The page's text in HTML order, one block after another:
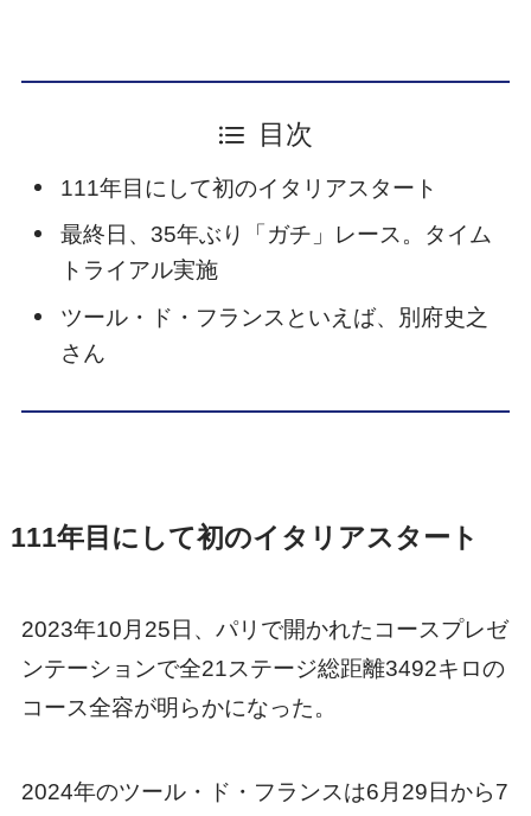
目次
111年目にして初のイタリアスタート
最終日、35年ぶり「ガチ」レース。タイム
トライアル実施
ツール・ド・フランスといえば、別府史之
さん
111年目にして初のイタリアスタート
2023年10月25日、パリで開かれたコースプレゼ
ンテーションで全21ステージ総距離3492キロの
コース全容が明らかになった。
2024年のツール・ド・フランスは6月29日から7